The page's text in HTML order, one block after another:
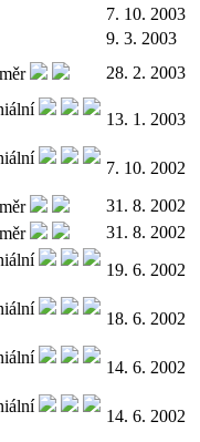
7. 10. 2003
9. 3. 2003
28. 2. 2003
13. 1. 2003
7. 10. 2002
31. 8. 2002
31. 8. 2002
19. 6. 2002
18. 6. 2002
14. 6. 2002
14. 6. 2002